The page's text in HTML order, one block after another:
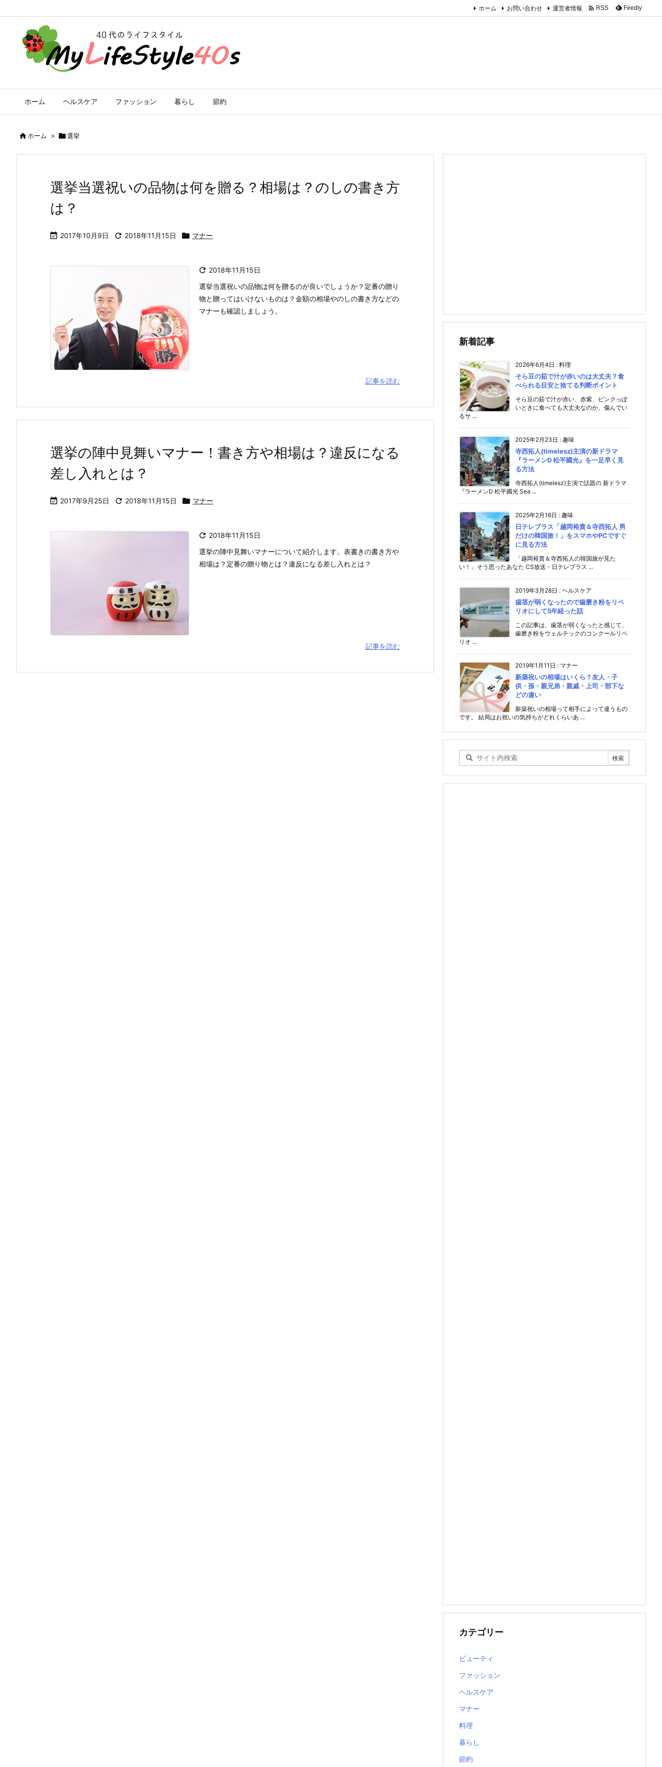
ホーム ヘルスケア ファッション 暮らし 節約
ホーム お問い合わせ 運営者情報  RSS Feedly
ホーム > 選挙
選挙当選祝いの品物は何を贈る？相場は？のしの書き方
は？
 2017年10月9日  2018年11月15日  マナー
 2018年11月15日
選挙当選祝いの品物は何を贈るのが良いでしょうか？定番の贈り
物と贈ってはいけないものは？金額の相場やのしの書き方などの
マナーも確認しましょう。
記事を読む
選挙の陣中見舞いマナー！書き方や相場は？違反になる
差し入れとは？
 2017年9月25日  2018年11月15日  マナー
 2018年11月15日
選挙の陣中見舞いマナーについて紹介します。表書きの書き方や
相場は？定番の贈り物とは？違反になる差し入れとは？
記事を読む
新着記事
2026年6月4日 : 料理
そら豆の茹で汁が赤いのは大丈夫？食
べられる目安と捨てる判断ポイント
そら豆の茹で汁が赤い、赤紫、ピンクっぽ
いときに食べても大丈夫なのか、傷んでい
るサ ...
2025年2月23日 : 趣味
寺西拓人(timelesz)主演の新ドラマ
『ラーメンD 松平國光』を一足早く見
る方法
寺西拓人(timelesz)主演で話題の 新ドラマ
『ラーメンD 松平國光 Sea ...
2025年2月16日 : 趣味
日テレプラス「越岡裕貴＆寺西拓人 男
だけの韓国旅！」をスマホやPCですぐ
に見る方法
「越岡裕貴＆寺西拓人の韓国旅が見た
い！」そう思ったあなた CS放送・日テレプラス ...
2019年3月28日 : ヘルスケア
歯茎が弱くなったので歯磨き粉をリペ
リオにして5年経った話
この記事は、歯茎が弱くなったと感じて、
歯磨き粉をウェルテックのコンクールリペ
リオ ...
2019年1月11日 : マナー
新築祝いの相場はいくら？友人・子
供・孫・親兄弟・親戚・上司・部下な
どの違い
新築祝いの相場って相手によって違うもの
です。 結局はお祝いの気持ちがどれくらいあ ...
カテゴリー
ビューティ
ファッション
ヘルスケア
マナー
料理
暮らし
節約